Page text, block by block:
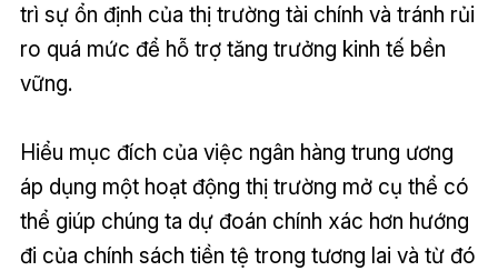
trì sự ổn định của thị trường tài chính và tránh rủi
ro quá mức để hỗ trợ tăng trưởng kinh tế bền
vững.
Hiểu mục đích của việc ngân hàng trung ương
áp dụng một hoạt động thị trường mở cụ thể có
thể giúp chúng ta dự đoán chính xác hơn hướng
đi của chính sách tiền tệ trong tương lai và từ đó